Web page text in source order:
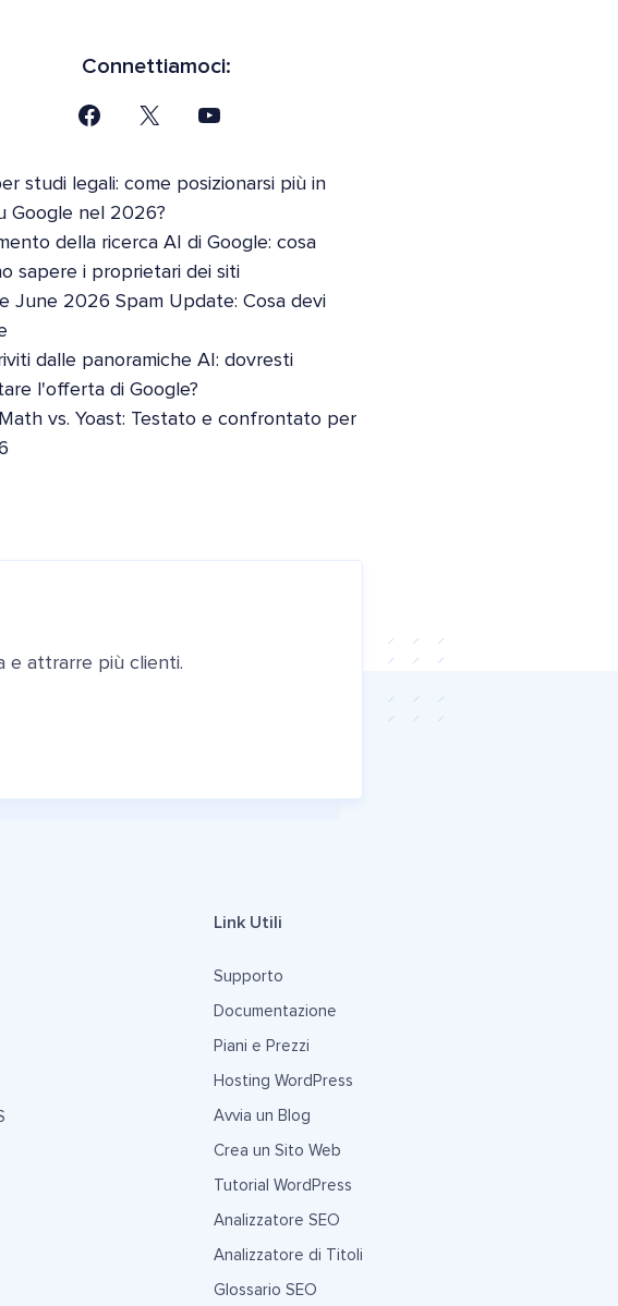
Connettiamoci:
studi legali: come posizionarsi più in
Google nel 2026?
della ricerca AI di Google: cosa
sapere i proprietari dei siti
June 2026 Spam Update: Cosa devi
dalle panoramiche AI: dovresti
l'offerta di Google?
vs. Yoast: Testato e confrontato per
e attrarre più clienti.
Link Utili
Supporto
Documentazione
Piani e Prezzi
Hosting WordPress
Avvia un Blog
Crea un Sito Web
Tutorial WordPress
Analizzatore SEO
Analizzatore di Titoli
Glossario SEO